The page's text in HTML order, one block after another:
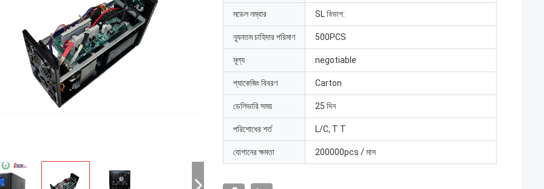
মডেল নম্বার SL বিভাগ:
ন্যূনতম চাহিদার পরিমাণ 500PCS
মূল্য negotiable
প্যাকেজিং বিবরণ Carton
ডেলিভারি সময় 25 দিন
পরিশোধের শর্ত L/C, T T
যোগানের ক্ষমতা 200000pcs / মাস